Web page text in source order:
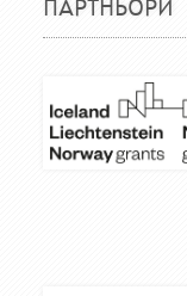
ПАРТНЬОРИ